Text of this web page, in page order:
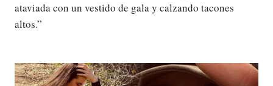
ataviada con un vestido de gala y calzando tacones
altos.”